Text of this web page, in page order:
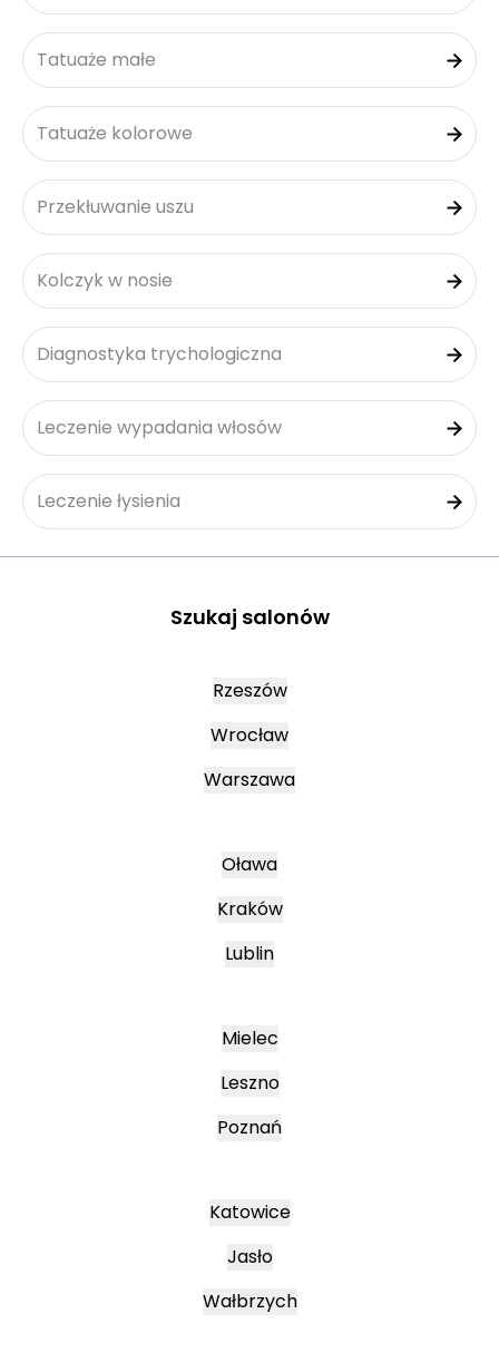
Tatuaże małe
Tatuaże kolorowe
Przekłuwanie uszu
Kolczyk w nosie
Diagnostyka trychologiczna
Leczenie wypadania włosów
Leczenie łysienia
Szukaj salonów
Rzeszów
Wrocław
Warszawa
Oława
Kraków
Lublin
Mielec
Leszno
Poznań
Katowice
Jasło
Wałbrzych